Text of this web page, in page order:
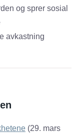
og sprer sosial
avkastning
(29. mars